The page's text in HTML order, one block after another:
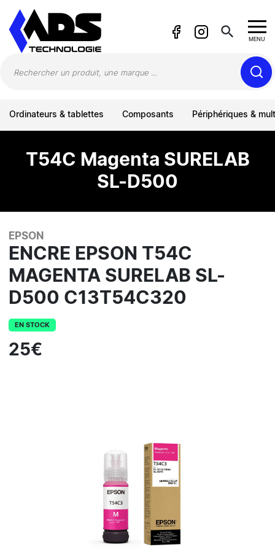
search MENU
Ordinateurs & tablettes Composants Périphériques &
T54C Magenta SURELAB
SL-D500
EPSON
ENCRE EPSON T54C
MAGENTA SURELAB SL-
D500 C13T54C320
EN STOCK
25€